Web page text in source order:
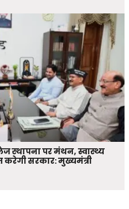
स्थापना पर मंथन, स्वास्थ्य
सरकार: मुख्यमंत्री